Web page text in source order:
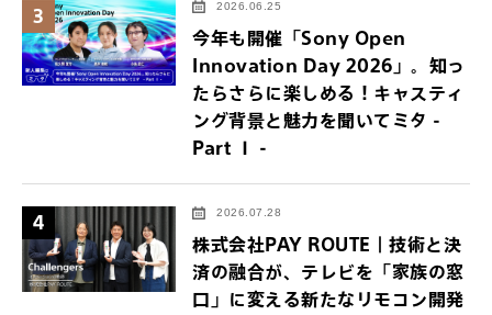
3 2026.06.25
今年も開催「Sony Open
Innovation Day 2026」。知っ
たらさらに楽しめる！キャスティ
ング背景と魅力を聞いてミタ -
Part Ⅰ -
4 2026.07.28
株式会社PAY ROUTE｜技術と決
済の融合が、テレビを「家族の窓
口」に変える新たなリモコン開発